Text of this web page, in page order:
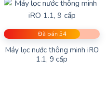
Đã bán 54
Máy lọc nước thông minh iRO
1.1, 9 cấp